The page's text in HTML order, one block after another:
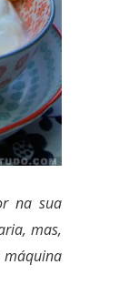
na sua
mas,
máquina